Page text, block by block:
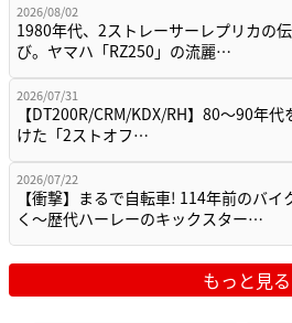
2026/08/02
1980年代、2ストレーサーレプリカの
び。ヤマハ「RZ250」の流麗…
2026/07/31
【DT200R/CRM/KDX/RH】80〜90年代
けた「2ストオフ…
2026/07/22
【衝撃】まるで自転車! 114年前のバイ
く〜歴代ハーレーのキックスター…
もっと見る